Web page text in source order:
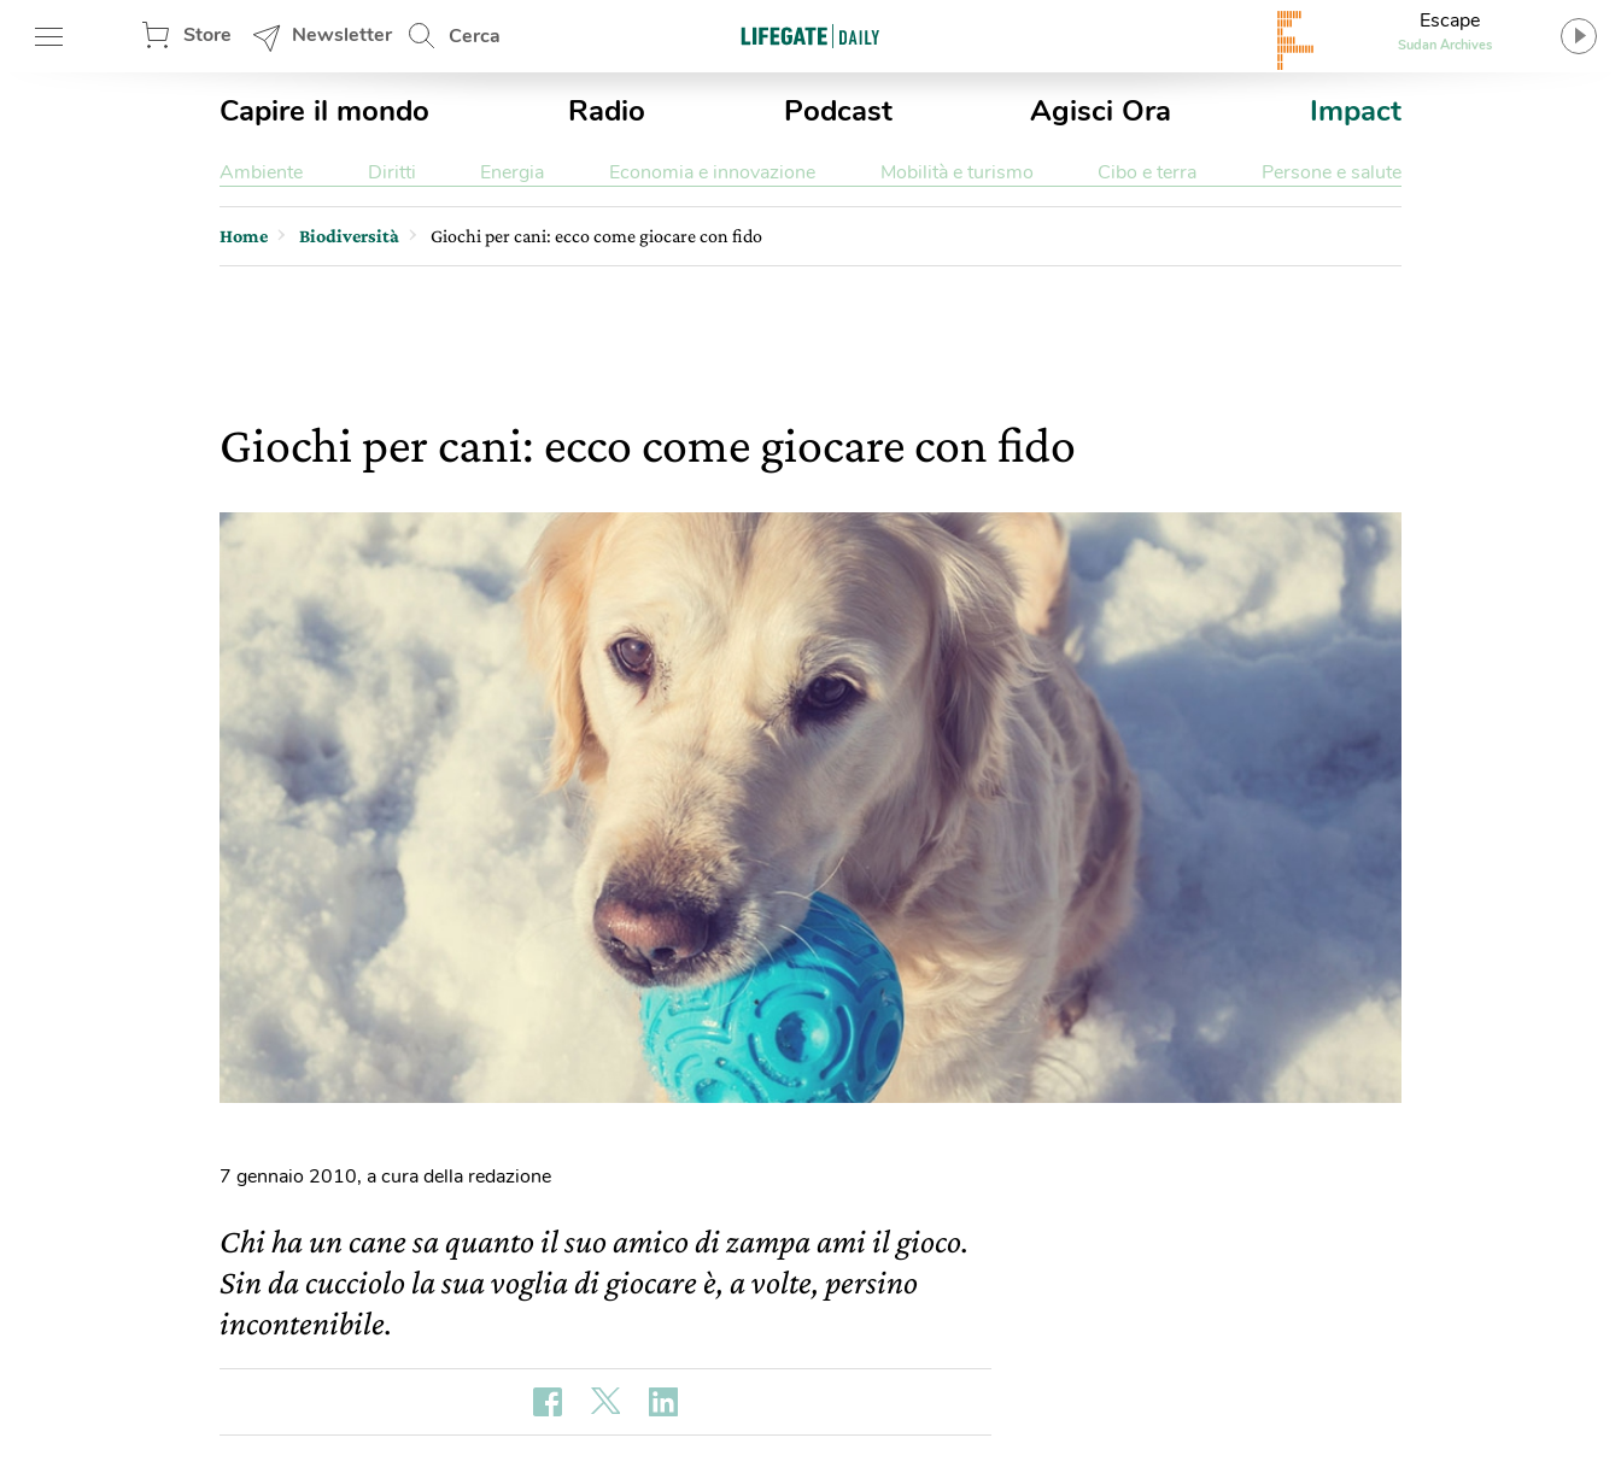
Store Newsletter Cerca
Escape
Sudan Archives
Capire il mondo Radio Podcast Agisci Ora Impact
Ambiente Diritti Energia Economia e innovazione Mobilità e turismo Cibo e terra Persone e salute
Home Biodiversità Giochi per cani: ecco come giocare con fido
Giochi per cani: ecco come giocare con fido
7 gennaio 2010, a cura della redazione
Chi ha un cane sa quanto il suo amico di zampa ami il gioco.
Sin da cucciolo la sua voglia di giocare è, a volte, persino
incontenibile.